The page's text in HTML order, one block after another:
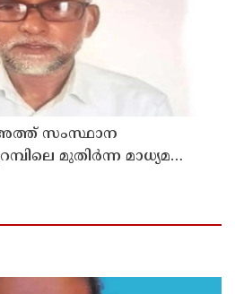
സംസ്ഥാന
മുതിർന്ന മാധ്യമ